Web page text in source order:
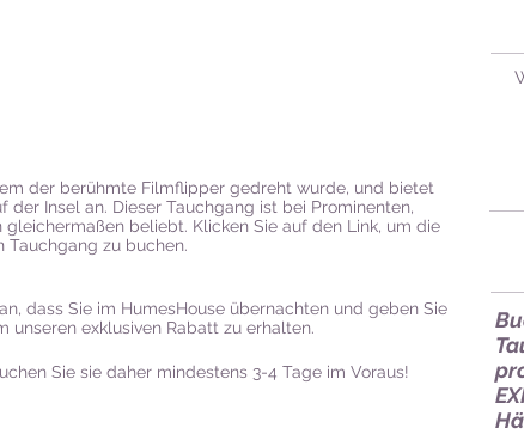
der berühmte Filmflipper gedreht wurde, und bietet
der Insel an. Dieser Tauchgang ist bei Prominenten,
gleichermaßen beliebt. Klicken Sie auf den Link, um die
Tauchgang zu buchen.
dass Sie im HumesHouse übernachten und geben Sie
unseren exklusiven Rabatt zu erhalten.
Sie sie daher mindestens 3-4 Tage im Voraus!